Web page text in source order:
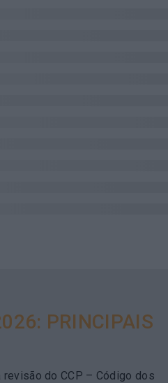
PRINCIPAIS
do CCP – Código dos